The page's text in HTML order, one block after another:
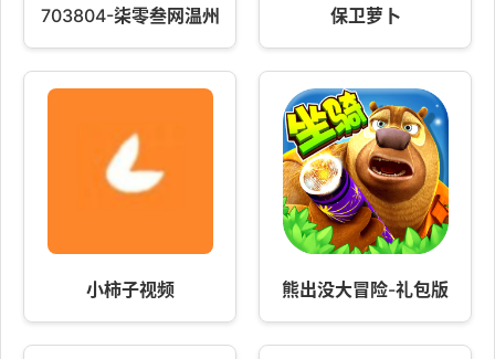
703804-柒零叁网温州论坛 保卫萝卜
小柿子视频 熊出没大冒险-礼包版